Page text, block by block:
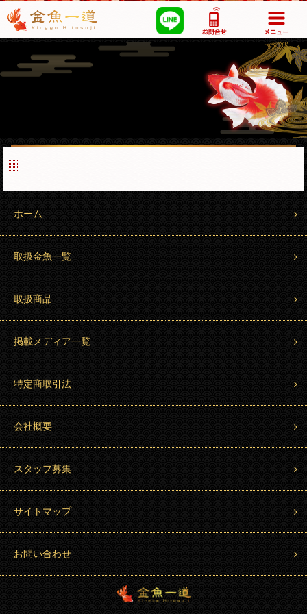
ホーム
取扱金魚一覧
取扱商品
掲載メディア一覧
特定商取引法
会社概要
スタッフ募集
サイトマップ
お問い合わせ